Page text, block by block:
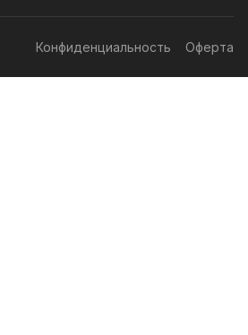
Конфиденциальность Оферта